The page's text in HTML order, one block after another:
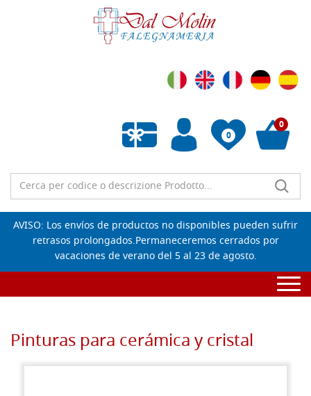
0
Lista de deseos vacía
0
AVISO: Los envíos de productos no disponibles pueden sufrir
retrasos prolongados.Permaneceremos cerrados por
vacaciones de verano del 5 al 23 de agosto.
Pinturas para cerámica y cristal